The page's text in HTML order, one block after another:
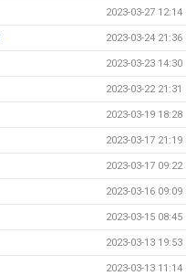
2023-03-27 12:14
2023-03-24 21:36
2023-03-23 14:30
2023-03-22 21:31
2023-03-19 18:28
2023-03-17 21:19
2023-03-17 09:22
2023-03-16 09:09
2023-03-15 08:45
2023-03-13 19:53
2023-03-13 11:14